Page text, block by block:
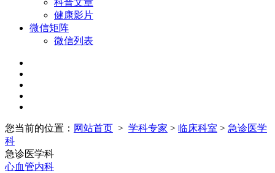
健康影片
微信矩阵
微信列表
您当前的位置： 网站首页 > 学科专家 > 临床科室 > 急诊医学
科
急诊医学科
心血管内科